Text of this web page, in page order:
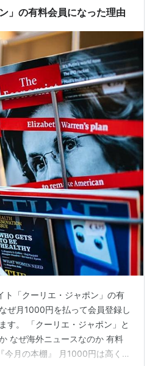
と変革の哲学 『はじめてのプラ
」の有料会員になった理由
ト「クーリエ・ジャポン」の有
ぜ月1000円を払って会員登録し
す。 「クーリエ・ジャポン」と
なぜ海外ニュースなのか 有料
今月の本棚』 月1000円は高くな